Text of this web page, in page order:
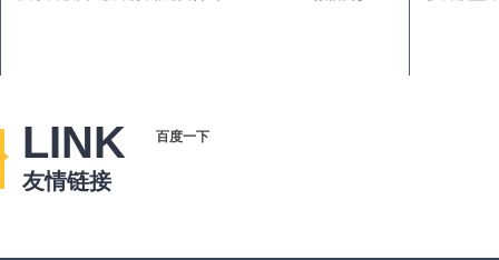
LINK
友情链接
百度一下